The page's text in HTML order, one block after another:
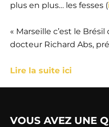
plus en plus… les fesses (
« Marseille c’est le
docteur Richard Abs,
Lire la suite ici
VOUS AVEZ UNE